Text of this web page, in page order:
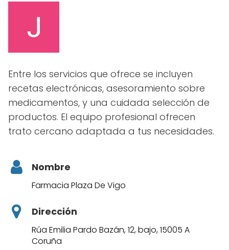
Entre los servicios que ofrece se incluyen
recetas electrónicas, asesoramiento sobre
medicamentos, y una cuidada selección de
productos. El equipo profesional ofrecen
trato cercano adaptada a tus necesidades.
Nombre
Farmacia Plaza De Vigo
Dirección
Rúa Emilia Pardo Bazán, 12, bajo, 15005 A
Coruña